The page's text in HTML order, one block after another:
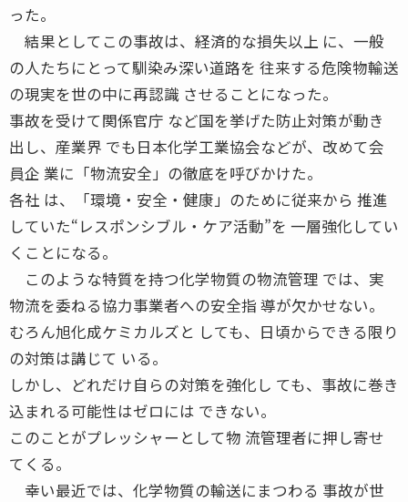
った。
結果としてこの事故は、経済的な損失以上 に、一般
の人たちにとって馴染み深い道路を 往来する危険物輸送
の現実を世の中に再認識 させることになった。
事故を受けて関係官庁 など国を挙げた防止対策が動き
出し、産業界 でも日本化学工業協会などが、改めて会
員企 業に「物流安全」の徹底を呼びかけた。
各社 は、「環境・安全・健康」のために従来から 推進
していた“レスポンシブル・ケア活動”を 一層強化してい
くことになる。
このような特質を持つ化学物質の物流管理 では、実
物流を委ねる協力事業者への安全指 導が欠かせない。
むろん旭化成ケミカルズと しても、日頃からできる限り
の対策は講じて いる。
しかし、どれだけ自らの対策を強化し ても、事故に巻き
込まれる可能性はゼロには できない。
このことがプレッシャーとして物 流管理者に押し寄せ
てくる。
幸い最近では、化学物質の輸送にまつわる 事故が世